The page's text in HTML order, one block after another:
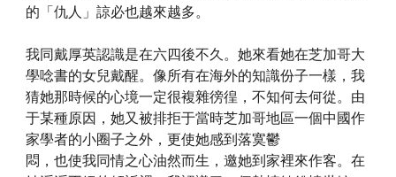
的「仇人」諒必也越來越多。
我同戴厚英認識是在六四後不久。她來看她在芝加哥大
學唸書的女兒戴醒。像所有在海外的知識份子一樣，我
猜她那時候的心境一定很複雜徬徨，不知何去何從。由
于某種原因，她又被排拒于當時芝加哥地區一個中國作
家學者的小圈子之外，更使她感到落寞鬱
悶，也使我同情之心油然而生，邀她到家裡來作客。在